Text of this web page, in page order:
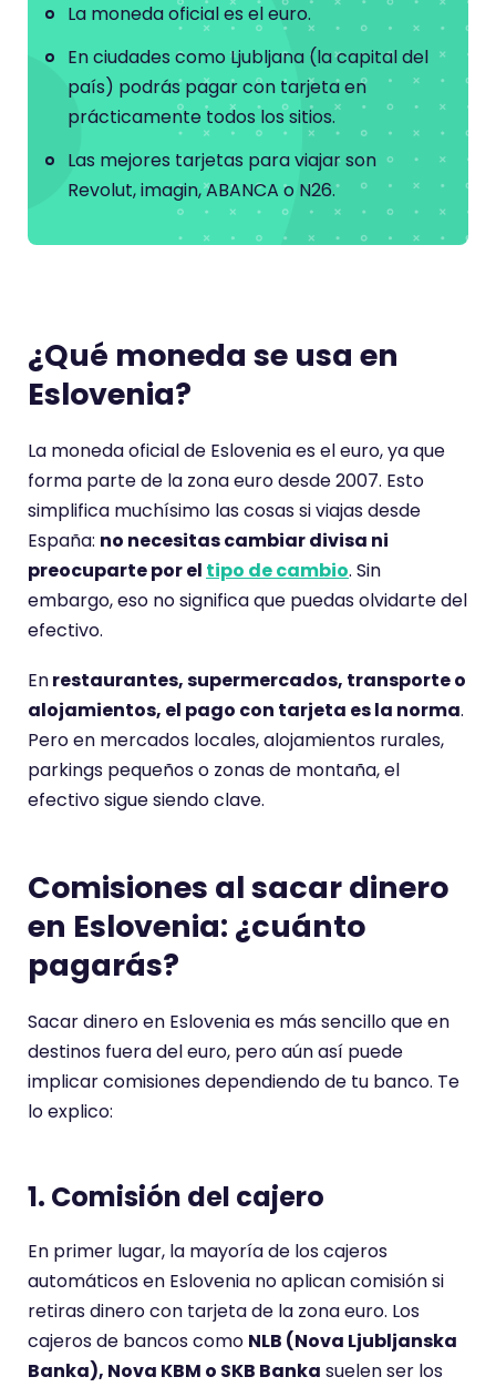
La moneda oficial es el euro.
En ciudades como Ljubljana (la capital del
país) podrás pagar con tarjeta en
prácticamente todos los sitios.
Las mejores tarjetas para viajar son
Revolut, imagin, ABANCA o N26.
¿Qué moneda se usa en
Eslovenia?
La moneda oficial de Eslovenia es el euro, ya que
forma parte de la zona euro desde 2007. Esto
simplifica muchísimo las cosas si viajas desde
España: no necesitas cambiar divisa ni
preocuparte por el tipo de cambio. Sin
embargo, eso no significa que puedas olvidarte del
efectivo.
Enrestaurantes, supermercados, transporte o
alojamientos, el pago con tarjeta es la norma.
Pero en mercados locales, alojamientos rurales,
parkings pequeños o zonas de montaña, el
efectivo sigue siendo clave.
Comisiones al sacar dinero
en Eslovenia: ¿cuánto
pagarás?
Sacar dinero en Eslovenia es más sencillo que en
destinos fuera del euro, pero aún así puede
implicar comisiones dependiendo de tu banco. Te
lo explico:
1. Comisión del cajero
En primer lugar, la mayoría de los cajeros
automáticos en Eslovenia no aplican comisión si
retiras dinero con tarjeta de la zona euro. Los
cajeros de bancos como NLB (Nova Ljubljanska
Banka), Nova KBM o SKB Banka suelen ser los